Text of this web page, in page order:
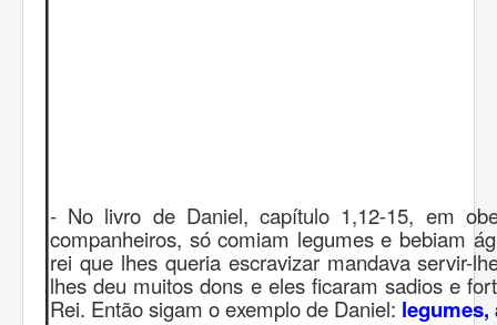
- No livro de Daniel, capítulo 1,12-15, em
companheiros, só comiam legumes e bebiam
rei que lhes queria escravizar mandava servir-
lhes deu muitos dons e eles ficaram sadios e
Rei. Então sigam o exemplo de Daniel: legumes,